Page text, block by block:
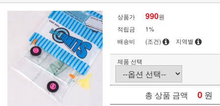
상품가 990원
적립금
1%
배송비
(조건) 지역별
제품 선택
총 상품 금액 0 원